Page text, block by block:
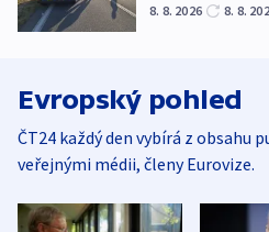
8. 8. 2026 8. 8.
Evropský pohled
ČT24 každý den vybírá z obsahu
veřejnými médii, členy Eurovize.